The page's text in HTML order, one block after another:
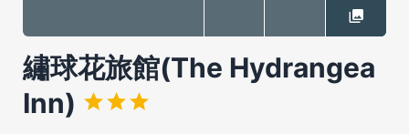
繡球花旅館(The Hydrangea
Inn)